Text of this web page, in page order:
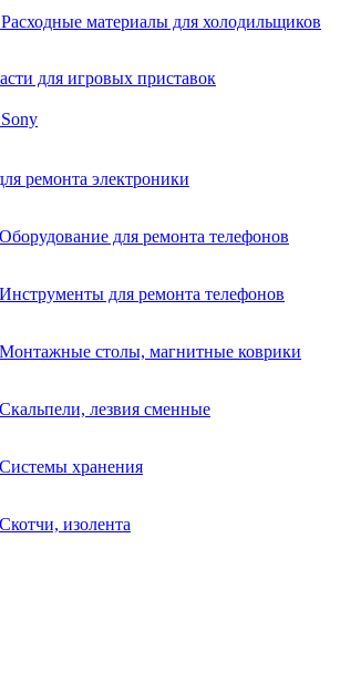
Инструменты для ремонта телефонов
Монтажные столы, магнитные коврики
Скотчи, изолента